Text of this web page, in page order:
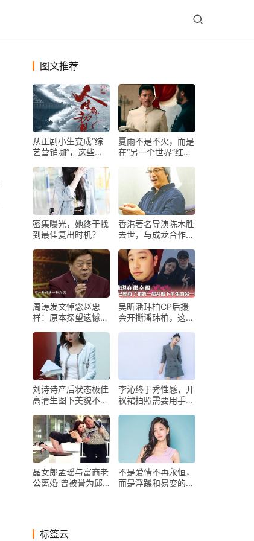
图文推荐
从正剧小生变成“综
艺营销咖”，这些年
什么？
夏雨不是不火，而是
在“另一个世界”红得
密集曝光，她终于找
到最佳复出时机？
香港著名导演陈木胜
去世，与成龙合作多
周涛发文悼念赵忠
祥：原本探望遗憾错
吴昕潘玮柏CP后援
会开撕潘玮柏，这个
刘诗诗产后状态极佳
高清生图下美貌不打
李沁终于秀性感，开
衩裙拍照需要用手
线太醉人
晶女郎孟瑶与富商老
公离婚 曾被誉为邱
不是爱情不再永恒，
而是浮躁和易变的心
标签云